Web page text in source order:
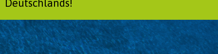
Deutsch­lands!